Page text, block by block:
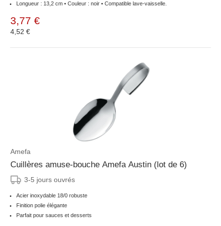
Longueur : 13,2 cm • Couleur : noir • Compatible lave-vaisselle.
3,77 €
4,52 €
Amefa
Cuillères amuse-bouche Amefa Austin (lot de 6)
3-5 jours ouvrés
Acier inoxydable 18/0 robuste
Finition polie élégante
Parfait pour sauces et desserts